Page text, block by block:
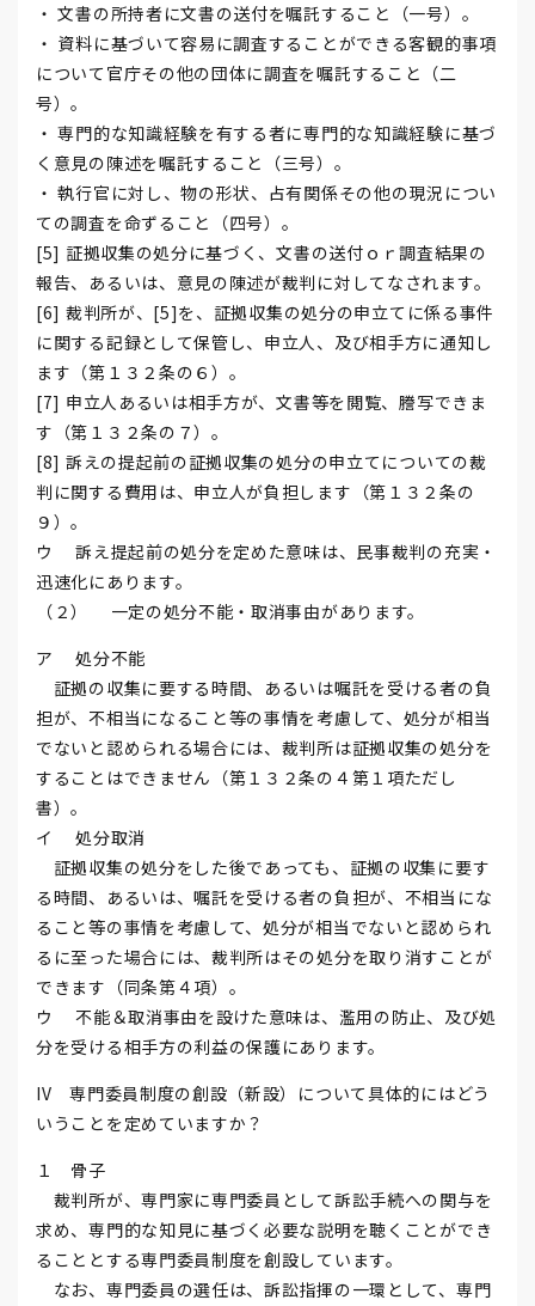
・ 文書の所持者に文書の送付を嘱託すること（一号）。
・ 資料に基づいて容易に調査することができる客観的事項
について官庁その他の団体に調査を嘱託すること（二
号）。
・ 専門的な知識経験を有する者に専門的な知識経験に基づ
く意見の陳述を嘱託すること（三号）。
・ 執行官に対し、物の形状、占有関係その他の現況につい
ての調査を命ずること（四号）。
[5] 証拠収集の処分に基づく、文書の送付ｏｒ調査結果の
報告、あるいは、意見の陳述が裁判に対してなされます。
[6] 裁判所が、[5]を、証拠収集の処分の申立てに係る事件
に関する記録として保管し、申立人、及び相手方に通知し
ます（第１３２条の６）。
[7] 申立人あるいは相手方が、文書等を閲覧、謄写できま
す（第１３２条の７）。
[8] 訴えの提起前の証拠収集の処分の申立てについての裁
判に関する費用は、申立人が負担します（第１３２条の
９）。
ウ 訴え提起前の処分を定めた意味は、民事裁判の充実・
迅速化にあります。
（２） 一定の処分不能・取消事由があります。
ア 処分不能
証拠の収集に要する時間、あるいは嘱託を受ける者の負
担が、不相当になること等の事情を考慮して、処分が相当
でないと認められる場合には、裁判所は証拠収集の処分を
することはできません（第１３２条の４第１項ただし
書）。
イ 処分取消
証拠収集の処分をした後であっても、証拠の収集に要す
る時間、あるいは、嘱託を受ける者の負担が、不相当にな
ること等の事情を考慮して、処分が相当でないと認められ
るに至った場合には、裁判所はその処分を取り消すことが
できます（同条第４項）。
ウ 不能＆取消事由を設けた意味は、濫用の防止、及び処
分を受ける相手方の利益の保護にあります。
IV 専門委員制度の創設（新設）について具体的にはどう
いうことを定めていますか？
１ 骨子
裁判所が、専門家に専門委員として訴訟手続への関与を
求め、専門的な知見に基づく必要な説明を聴くことができ
ることとする専門委員制度を創設しています。
なお、専門委員の選任は、訴訟指揮の一環として、専門